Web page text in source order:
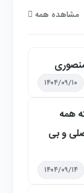
مشاهده همه
۱۴۰۴/۰۹/۱۰
همه
و بی
۱۴۰۴/۰۹/۱۴